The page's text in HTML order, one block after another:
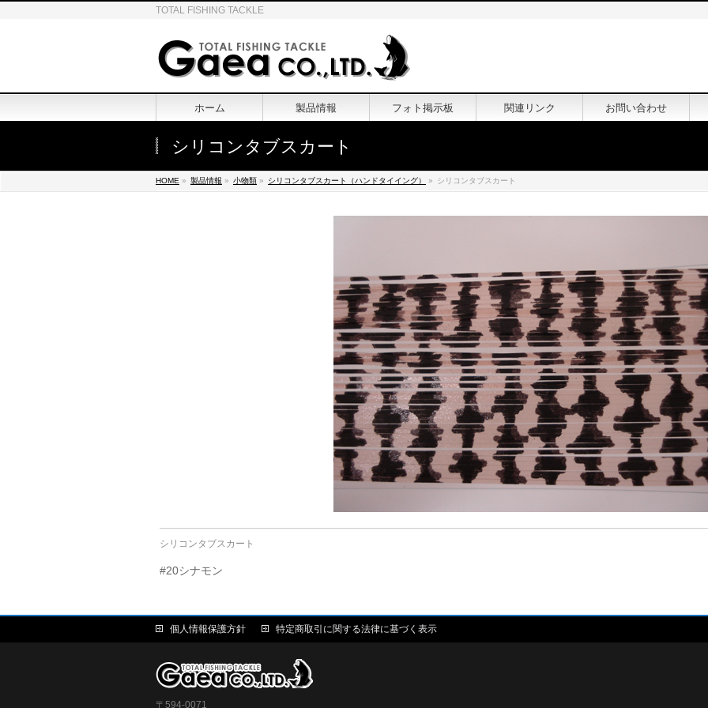
TOTAL FISHING TACKLE
ホーム 製品情報 フォト掲示板 関連リンク お問い合わせ
シリコンタブスカート
HOME » 製品情報 » 小物類 » シリコンタブスカート（ハンドタイイング） » シリコンタブスカート
シリコンタブスカート
#20シナモン
個人情報保護方針 特定商取引に関する法律に基づく表示
〒594-0071